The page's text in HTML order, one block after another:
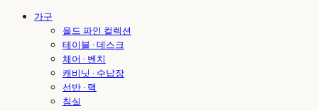
가구
올드 파인 컬렉션
테이블 · 데스크
체어 · 벤치
캐비닛 · 수납장
선반 · 랙
침실